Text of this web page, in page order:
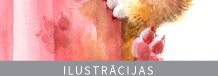
ILUSTRĀCIJAS